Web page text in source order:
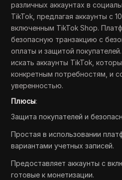
различных аккаунтах в
TikTok, предлагая аккаунты с
включенным TikTok Shop.
безопасную транзакцию с
оплаты и защитой
искать аккаунты TikTok,
конкретным потребностям, и
уверенностью.
Плюсы:
Защита покупателей и
Простая в использовании
вариантами учетных записей.
Предоставляет аккаунты с
готовые к монетизации.